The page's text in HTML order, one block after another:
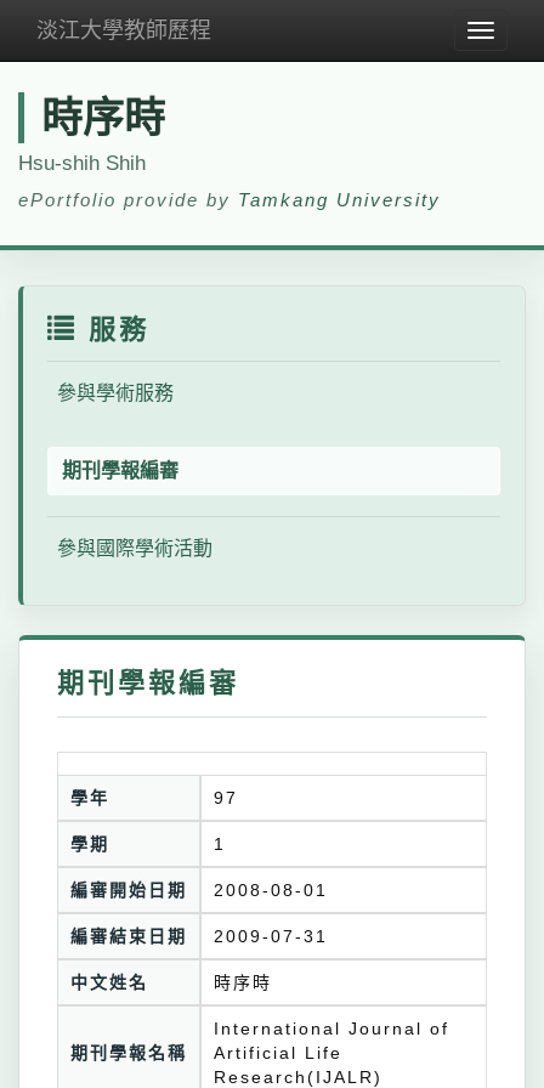
Toggle
淡江大學教師歷程
時序時
Hsu-shih Shih
ePortfolio provide by Tamkang University
服務
參與學術服務
期刊學報編審
參與國際學術活動
期刊學報編審
學年 97
學期 1
編審開始日期 2008-08-01
編審結束日期 2009-07-31
中文姓名 時序時
期刊學報名稱
International Journal of
Artificial Life
Research(IJALR)